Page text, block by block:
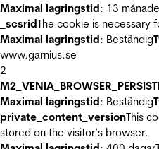
Maximal lagringstid: 13
_scsridThe cookie is necessary
Maximal lagringstid: Beständig
www.garnius.se
2
Maximal lagringstid: Beständig
private_content_versionThis
stored on the visitor’s browser.